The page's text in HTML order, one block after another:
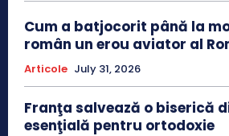
Cum a batjocorit până la
român un erou aviator al
Articole July 31, 2026
Franţa salvează o biserică
esenţială pentru ortodoxie